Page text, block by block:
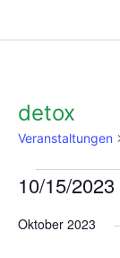
detox
Veranstaltungen
10/15/2023
wählen.
Oktober 2023